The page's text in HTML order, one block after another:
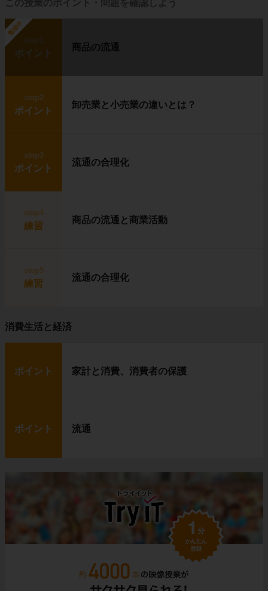
この授業のポイント・問題を確認しよう
勉強中
ポイント
商品の流通
step2
ポイント
卸売業と小売業の違いとは？
step3
ポイント
流通の合理化
step4
練習
商品の流通と商業活動
step5
練習
流通の合理化
消費生活と経済
ポイント 家計と消費、消費者の保護
ポイント 流通